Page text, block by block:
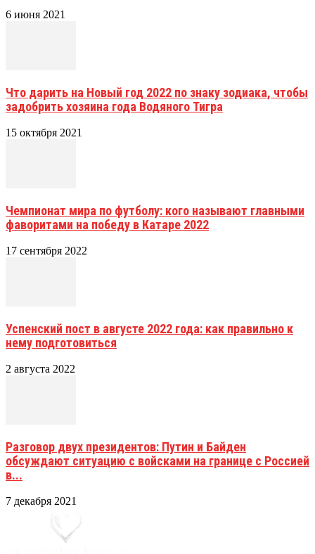
6 июня 2021
Что дарить на Новый год 2022 по знаку зодиака, чтобы
задобрить хозяина года Водяного Тигра
15 октября 2021
Чемпионат мира по футболу: кого называют главными
фаворитами на победу в Катаре 2022
17 сентября 2022
Успенский пост в августе 2022 года: как правильно к
нему подготовиться
2 августа 2022
Разговор двух президентов: Путин и Байден
обсуждают ситуацию с войсками на границе с Россией
в...
7 декабря 2021